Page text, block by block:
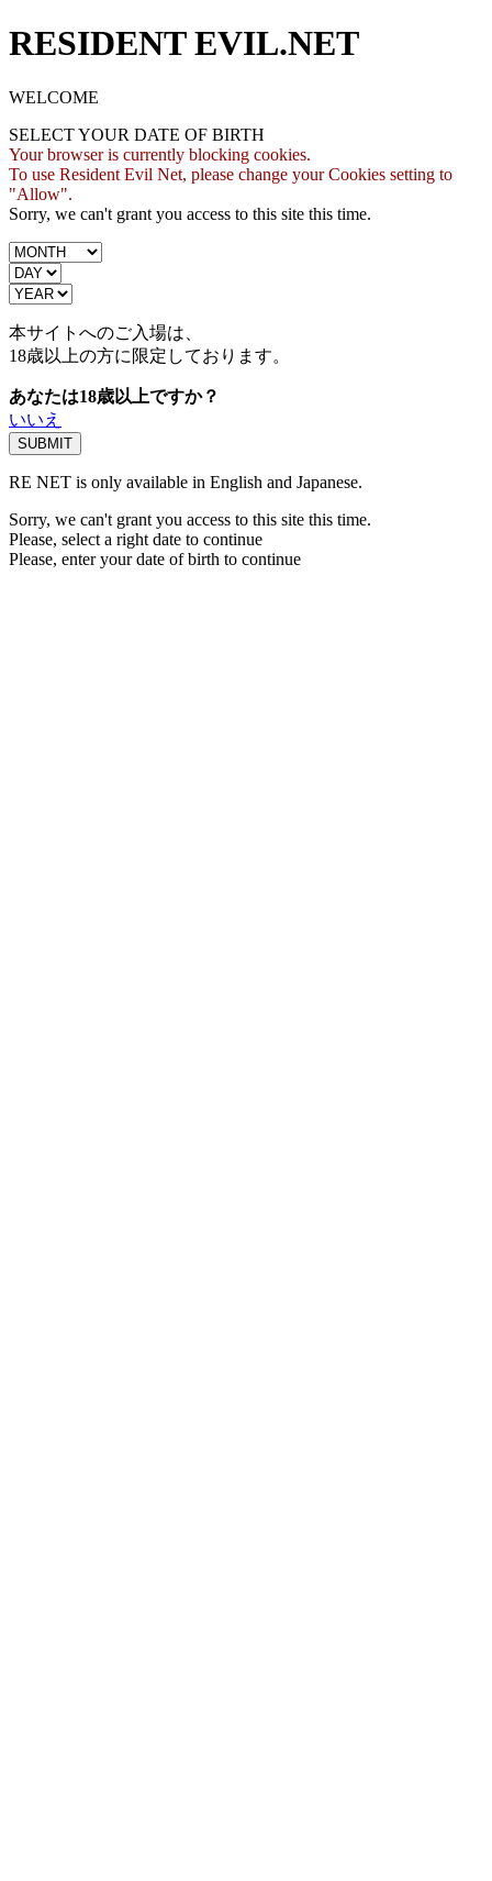
RESIDENT EVIL.NET
WELCOME
SELECT YOUR DATE OF BIRTH
Your browser is currently blocking cookies.
To use Resident Evil Net, please change your Cookies setting to
"Allow".
Sorry, we can't grant you access to this site this time.
本サイトへのご入場は、
18歳以上の方に限定しております。
あなたは18歳以上ですか？
いいえ
RE NET is only available in English and Japanese.
Sorry, we can't grant you access to this site this time.
Please, select a right date to continue
Please, enter your date of birth to continue